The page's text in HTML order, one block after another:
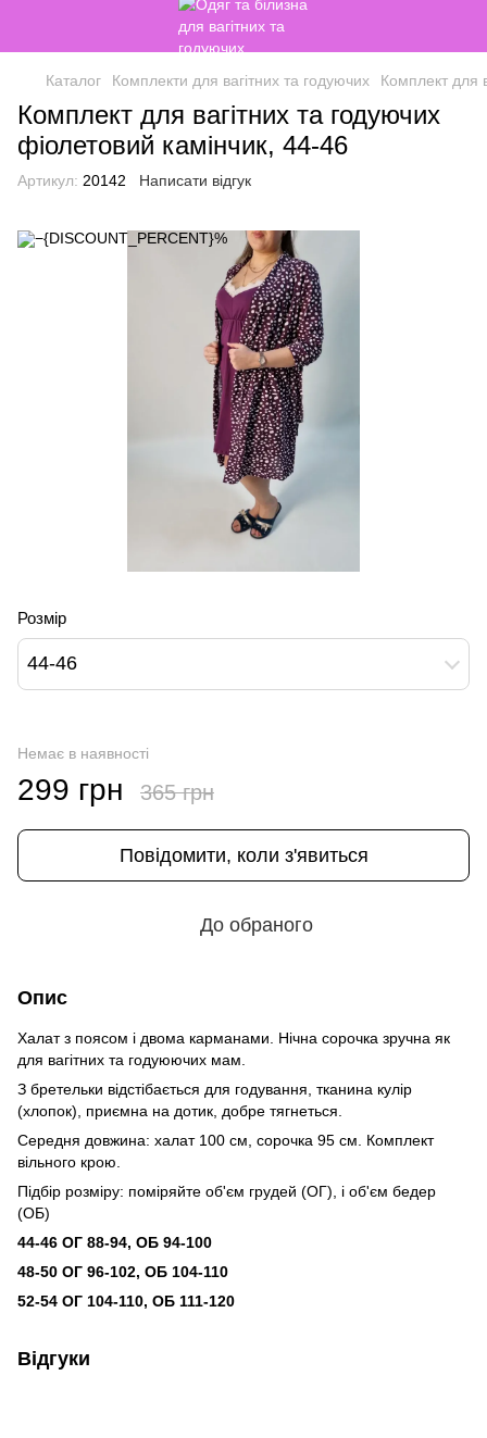
Каталог Комплекти для вагітних та годуючих Комплект для
Комплект для вагітних та годуючих
фіолетовий камінчик, 44-46
Артикул: 20142 Написати відгук
Розмір
44-46
Немає в наявності
299 грн 365 грн
Повідомити, коли з'явиться
До обраного
Опис
Халат з поясом і двома карманами. Нічна сорочка зручна як
для вагітних та годуюючих мам.
З бретельки відстібається для годування, тканина кулір
(хлопок), приємна на дотик, добре тягнеться.
Середня довжина: халат 100 см, сорочка 95 см. Комплект
вільного крою.
Підбір розміру: поміряйте об'єм грудей (ОГ), і об'єм бедер
(ОБ)
44-46 ОГ 88-94, ОБ 94-100
48-50 ОГ 96-102, ОБ 104-110
52-54 ОГ 104-110, ОБ 111-120
Відгуки